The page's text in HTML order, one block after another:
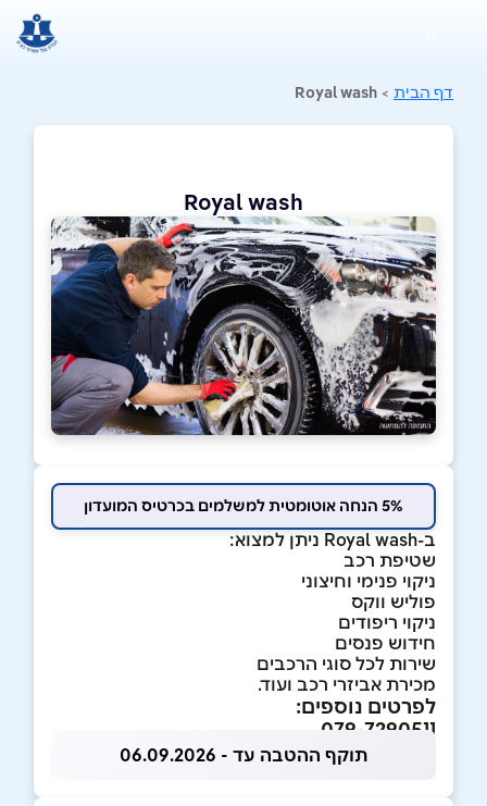
דף הבית >
Royal wash
Royal wash
5% הנחה אוטומטית למשלמים בכרטיס המועדון
ב-Royal wash ניתן למצוא:
שטיפת רכב
ניקוי פנימי וחיצוני
פוליש ווקס
ניקוי ריפודים
חידוש פנסים
שירות לכל סוגי הרכבים
מכירת אביזרי רכב ועוד.
לפרטים נוספים:
079-7290511
תוקף ההטבה עד - 06.09.2026